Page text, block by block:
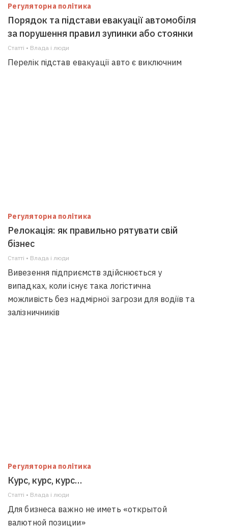
Регуляторна політика
Порядок та підстави евакуації автомобіля
за порушення правил зупинки або стоянки
Статті • Влада i люди
Перелік підстав евакуації авто є виключним
Регуляторна політика
Релокація: як правильно рятувати свій
бізнес
Статті • Влада i люди
Вивезення підприємств здійснюється у
випадках, коли існує така логістична
можливість без надмірної загрози для водіїв та
залізничників
Регуляторна політика
Курс, курс, курс…
Статті • Влада i люди
Для бизнеса важно не иметь «открытой
валютной позиции»